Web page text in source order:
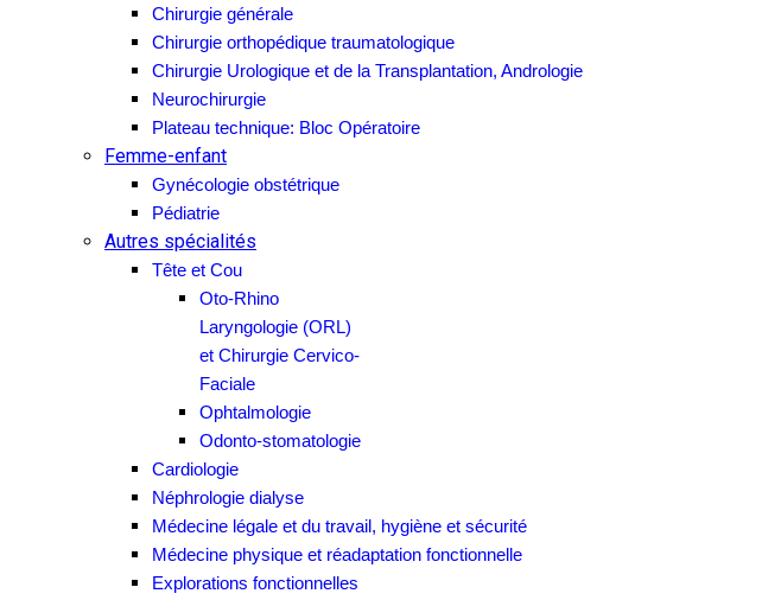
Chirurgie générale
Chirurgie orthopédique traumatologique
Chirurgie Urologique et de la Transplantation, Andrologie
Neurochirurgie
Plateau technique: Bloc Opératoire
Femme-enfant
Gynécologie obstétrique
Pédiatrie
Autres spécialités
Tête et Cou
Oto-Rhino
Laryngologie (ORL)
et Chirurgie Cervico-
Faciale
Ophtalmologie
Odonto-stomatologie
Cardiologie
Néphrologie dialyse
Médecine légale et du travail, hygiène et sécurité
Médecine physique et réadaptation fonctionnelle
Explorations fonctionnelles